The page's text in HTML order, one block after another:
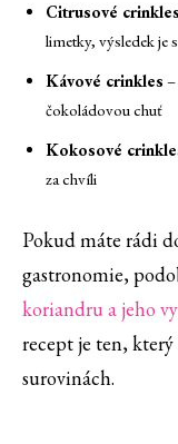
Citrusové crinkles
limetky, výsledek je
Kávové crinkles
čokoládovou chuť
Kokosové
za chvíli
Pokud máte rádi
gastronomie,
koriandru a jeho
recept je ten,
surovinách.